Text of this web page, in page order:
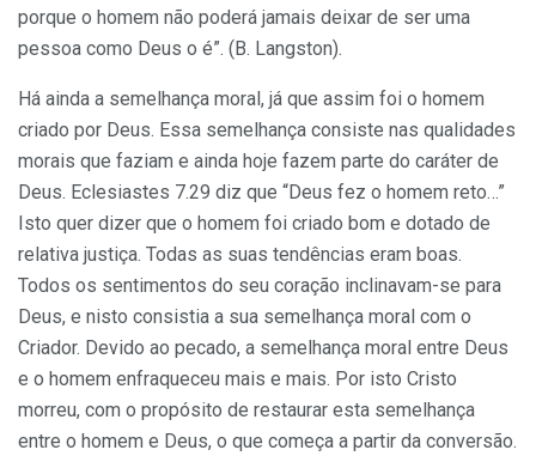
porque o homem não poderá jamais deixar de ser uma
pessoa como Deus o é”. (B. Langston).
Há ainda a semelhança moral, já que assim foi o homem
criado por Deus. Essa semelhança consiste nas qualidades
morais que faziam e ainda hoje fazem parte do cará­ter de
Deus. Eclesiastes 7.29 diz que “Deus fez o homem reto…”
Isto quer dizer que o homem foi criado bom e dotado de
relativa justiça. Todas as suas tendências eram boas.
Todos os sentimentos do seu coração inclinavam-se para
Deus, e nisto consistia a sua semelhança moral com o
Criador. Devido ao pe­cado, a semelhança moral entre Deus
e o homem enfraqueceu mais e mais. Por isto Cristo
morreu, com o propósito de restaurar esta semelhança
entre o homem e Deus, o que começa a partir da conversão.